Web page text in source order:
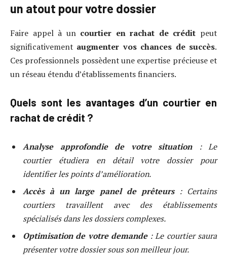
un atout pour votre dossier
Faire appel à un courtier en rachat de crédit peut
significativement augmenter vos chances de succès.
Ces professionnels possèdent une expertise précieuse et
un réseau étendu d’établissements financiers.
Quels sont les avantages d’un courtier en
rachat de crédit ?
Analyse approfondie de votre situation: Le
courtier étudiera en détail votre dossier pour
identifier les points d’amélioration.
Accès à un large panel de prêteurs: Certains
courtiers travaillent avec des établissements
spécialisés dans les dossiers complexes.
Optimisation de votre demande: Le courtier saura
présenter votre dossier sous son meilleur jour.